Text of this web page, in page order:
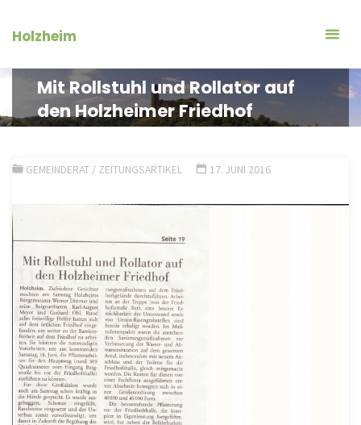
InhaltHolzheim
Mit Rollstuhl und Rollator auf
den Holzheimer Friedhof
GEMEINDERAT / ZEITUNGSARTIKEL 17. JUNI 2016